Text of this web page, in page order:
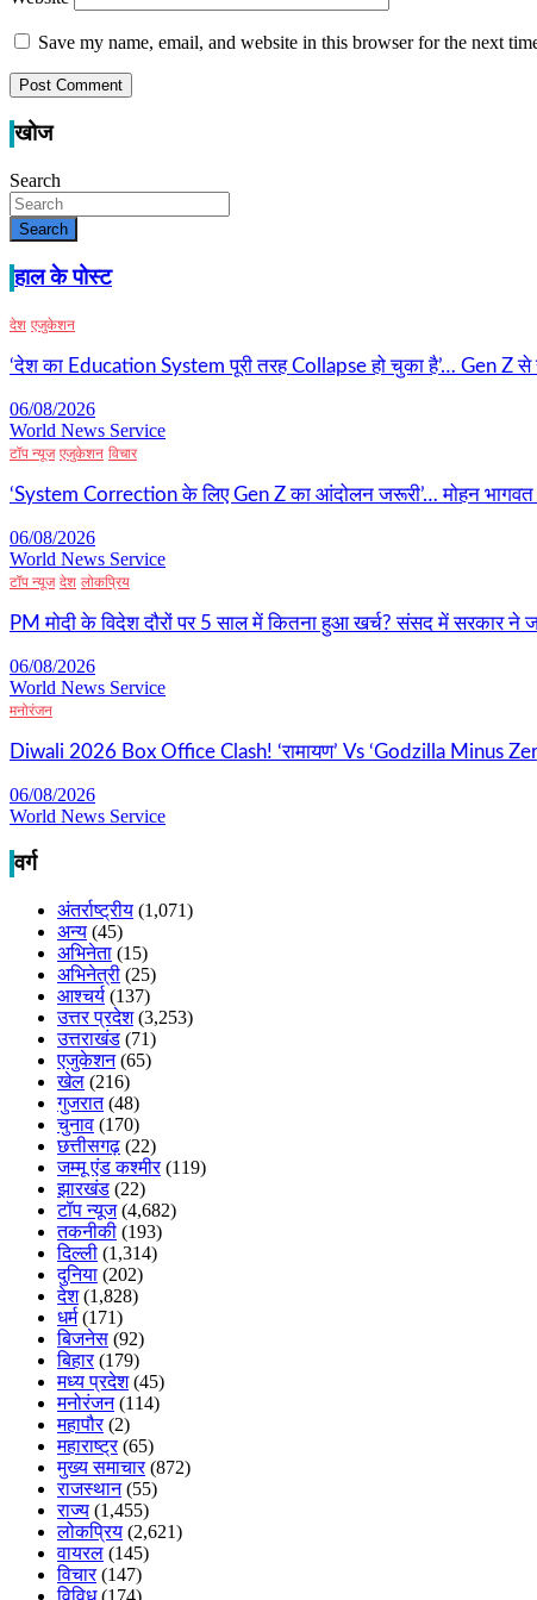
Save my name, email, and website in this browser for the next
खोज
Search
Search
हाल के पोस्ट
देश एजुकेशन
‘देश का Education System पूरी तरह Collapse हो चुका है’… Gen Z से
06/08/2026
World News Service
टॉप न्यूज एजुकेशन विचार
‘System Correction के लिए Gen Z का आंदोलन जरूरी’… मोहन भागवत
06/08/2026
World News Service
टॉप न्यूज देश लोकप्रिय
PM मोदी के विदेश दौरों पर 5 साल में कितना हुआ खर्च? संसद में सरकार ने
06/08/2026
World News Service
मनोरंजन
Diwali 2026 Box Office Clash! ‘रामायण’ Vs ‘Godzilla Minus
06/08/2026
World News Service
वर्ग
अंतर्राष्ट्रीय (1,071)
अन्य (45)
अभिनेता (15)
अभिनेत्री (25)
आश्चर्य (137)
उत्तर प्रदेश(3,253)
उत्तराखंड (71)
एजुकेशन(65)
खेल (216)
गुजरात(48)
चुनाव (170)
छत्तीसगढ़ (22)
जम्मू एंड कश्मीर(119)
झारखंड (22)
टॉप न्यूज(4,682)
तकनीकी (193)
दिल्ली (1,314)
दुनिया (202)
देश(1,828)
धर्म(171)
बिजनेस (92)
बिहार(179)
मध्य प्रदेश(45)
मनोरंजन(114)
महापौर(2)
महाराष्ट्र(65)
मुख्य समाचार(872)
राजस्थान(55)
राज्य (1,455)
लोकप्रिय (2,621)
वायरल (145)
विचार(147)
विविध(174)